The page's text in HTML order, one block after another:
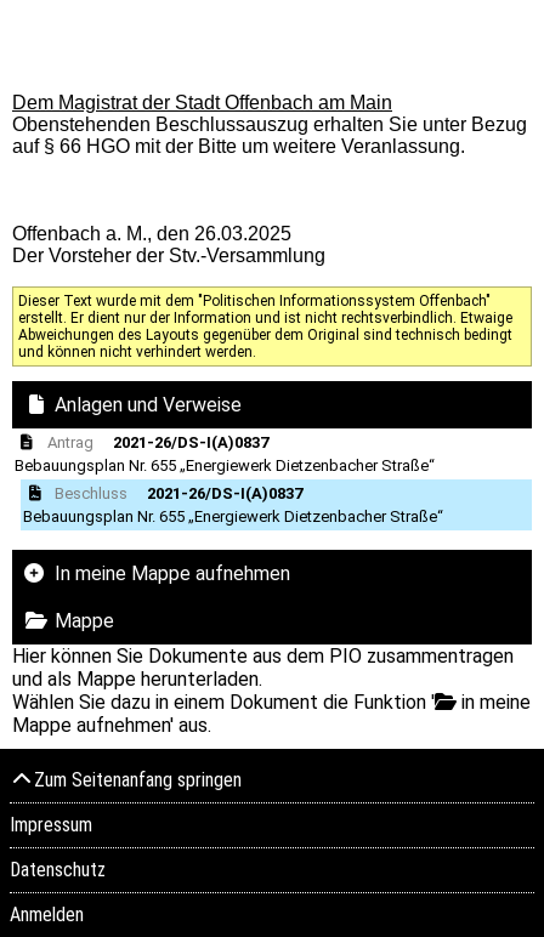
Dem Magistrat der Stadt Offenbach am Main
Obenstehenden Beschlussauszug erhalten Sie unter Bezug
auf § 66 HGO mit der Bitte um weitere Veranlassung.
Offenbach a. M., den 26.03.2025
Der Vorsteher der Stv.-Versammlung
Dieser Text wurde mit dem "Politischen Informationssystem Offenbach"
erstellt. Er dient nur der Information und ist nicht rechtsverbindlich. Etwaige
Abweichungen des Layouts gegenüber dem Original sind technisch bedingt
und können nicht verhindert werden.
Anlagen und Verweise
Antrag
2021-26/DS-I(A)0837
Bebauungsplan Nr. 655 „Energiewerk Dietzenbacher Straße“
Beschluss
2021-26/DS-I(A)0837
Bebauungsplan Nr. 655 „Energiewerk Dietzenbacher Straße“
In meine Mappe aufnehmen
Mappe
Hier können Sie Dokumente aus dem PIO zusammentragen
und als Mappe herunterladen.
Wählen Sie dazu in einem Dokument die Funktion '
in meine
Mappe aufnehmen' aus.
Zum Seitenanfang springen
Impressum
Datenschutz
Anmelden